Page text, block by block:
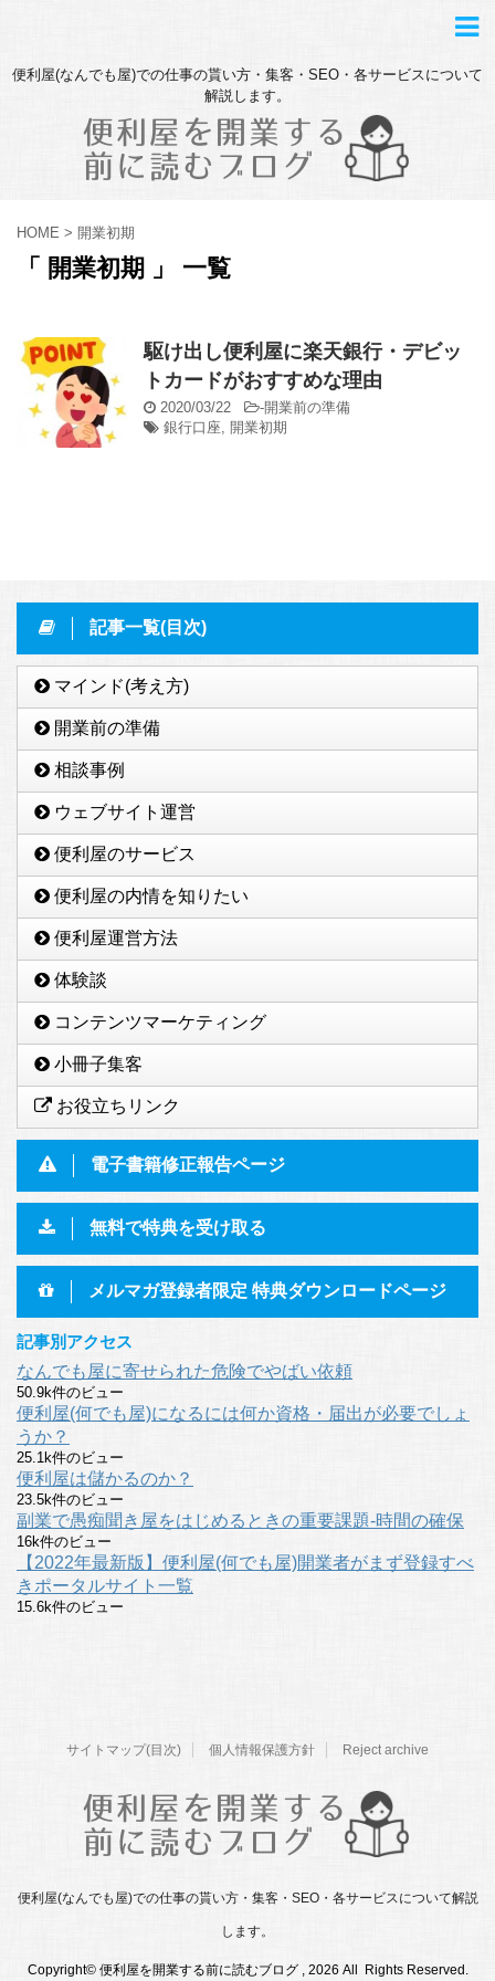
便利屋(なんでも屋)での仕事の貰い方・集客・SEO・各サービスについて
解説します。
HOME > 開業初期
「 開業初期 」 一覧
駆け出し便利屋に楽天銀行・デビッ
トカードがおすすめな理由
2020/03/22 -開業前の準備
銀行口座, 開業初期
記事一覧(目次)
マインド(考え方)
開業前の準備
相談事例
ウェブサイト運営
便利屋のサービス
便利屋の内情を知りたい
便利屋運営方法
体験談
コンテンツマーケティング
小冊子集客
お役立ちリンク
電子書籍修正報告ページ
無料で特典を受け取る
メルマガ登録者限定 特典ダウンロードページ
記事別アクセス
なんでも屋に寄せられた危険でやばい依頼
50.9k件のビュー
便利屋(何でも屋)になるには何か資格・届出が必要でしょ
うか？
25.1k件のビュー
便利屋は儲かるのか？
23.5k件のビュー
副業で愚痴聞き屋をはじめるときの重要課題-時間の確保
16k件のビュー
【2022年最新版】便利屋(何でも屋)開業者がまず登録すべ
きポータルサイト一覧
15.6k件のビュー
サイトマップ(目次) 個人情報保護方針 Reject archive
便利屋(なんでも屋)での仕事の貰い方・集客・SEO・各サービスについて解説
します。
Copyright© 便利屋を開業する前に読むブログ , 2026 All Rights Reserved.